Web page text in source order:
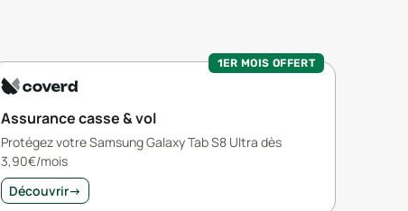
1ER MOIS OFFERT
Assurance casse & vol
Protégez votre Samsung Galaxy Tab S8 Ultra dès
3,90€/mois
Découvrir→